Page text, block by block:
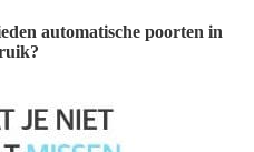
automatische poorten in